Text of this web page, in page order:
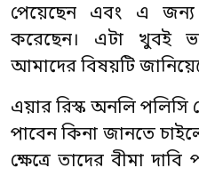
পেয়েছেন এবং এ জন্য
করেছেন। এটা খুবই
আমাদের বিষয়টি
এয়ার রিস্ক অনলি পলিসি
পাবেন কিনা জানতে
ক্ষেত্রে তাদের বীমা